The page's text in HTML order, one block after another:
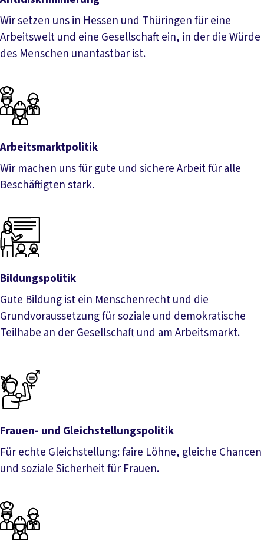
Wir setzen uns in Hessen und Thüringen für eine
Arbeitswelt und eine Gesellschaft ein, in der die Würde
des Menschen unantastbar ist.
Arbeitsmarktpolitik
Wir machen uns für gute und sichere Arbeit für alle
Beschäftigten stark.
Bildungspolitik
Gute Bildung ist ein Menschenrecht und die
Grundvoraussetzung für soziale und demokratische
Teilhabe an der Gesellschaft und am Arbeitsmarkt.
Frauen- und Gleichstellungspolitik
Für echte Gleichstellung: faire Löhne, gleiche Chancen
und soziale Sicherheit für Frauen.